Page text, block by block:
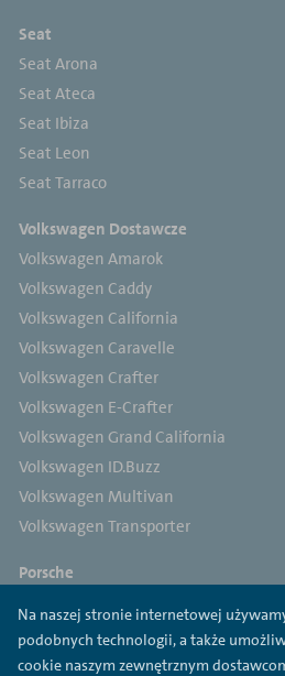
Seat
Seat Arona
Seat Ateca
Seat Ibiza
Seat Leon
Seat Tarraco
Volkswagen Dostawcze
Volkswagen Amarok
Volkswagen Caddy
Volkswagen California
Volkswagen Caravelle
Volkswagen Crafter
Volkswagen E-Crafter
Volkswagen Grand California
Volkswagen ID.Buzz
Volkswagen Multivan
Volkswagen Transporter
Porsche
Porsche 911
Porsche Panamera
Na naszej stronie internetowej
podobnych technologii, a także
cookie naszym zewnętrznym